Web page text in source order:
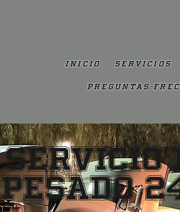
Inicio Servicios
Preguntas
Servicio
Pesado